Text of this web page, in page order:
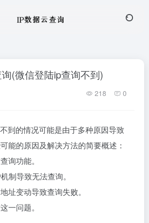
(微信登陆ip查询不到)
218 0
到的情况可能是由于多种原因导致
能的原因及解决方法的简要概述：
询功能。
制导致无法查询。
址变动导致查询失败。
一问题。